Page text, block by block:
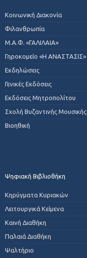
Κοινωνική Διακονία
Φιλανθρωπία
Μ.Α.Φ. «ΓΑΛΙΛΑΙΑ»
Γηροκομείο «Η ΑΝΑΣΤΑΣΙΣ»
Εκδηλώσεις
Γενικές Εκδόσεις
Εκδόσεις Μητροπολίτου
Σχολή Βυζαντινής Μουσικής
Βιοηθική
Ψηφιακή Βιβλιοθήκη
Κηρύγματα Κυριακών
Λειτουργικά Κείμενα
Καινή Διαθήκη
Παλαιά Διαθήκη
Ψαλτήριο